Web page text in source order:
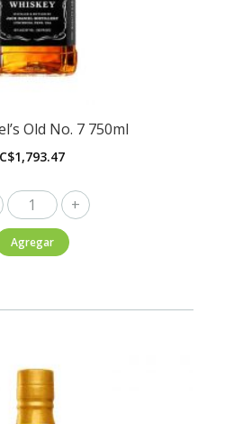
Old No. 7 750ml
C$1,793.47
Jack
Daniel's
Old
Agregar